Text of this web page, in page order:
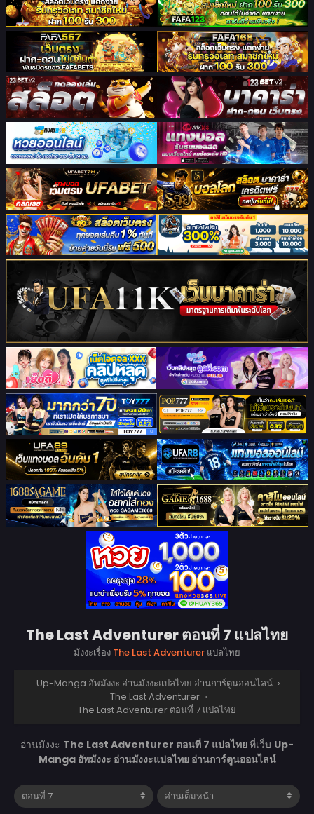
The Last Adventurer ตอนที่ 7 แปลไทย
มังงะเรื่อง The Last Adventurer แปลไทย
Up-Manga อัพมังงะ อ่านมังงะแปลไทย อ่านการ์ตูนออนไลน์ ›
The Last Adventurer ›
The Last Adventurer ตอนที่ 7 แปลไทย
อ่านมังงะ The Last Adventurer ตอนที่ 7 แปลไทยที่เว็บ Up-
Manga อัพมังงะ อ่านมังงะแปลไทย อ่านการ์ตูนออนไลน์